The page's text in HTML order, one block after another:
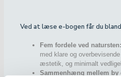
Ved at læse e-bogen får du
Fem fordele ved natursten:
med klare og
æstetik, og minimalt
Sammenhæng mellem by